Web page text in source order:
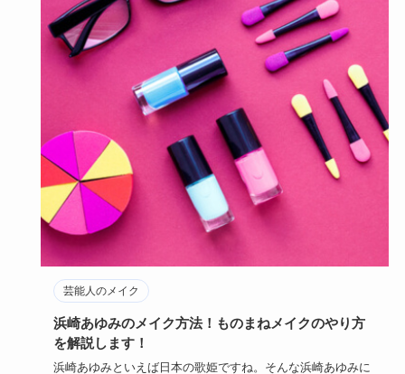
芸能人のメイク
浜崎あゆみのメイク方法！ものまねメイクのやり方
を解説します！
浜崎あゆみといえば日本の歌姫ですね。そんな浜崎あゆみに